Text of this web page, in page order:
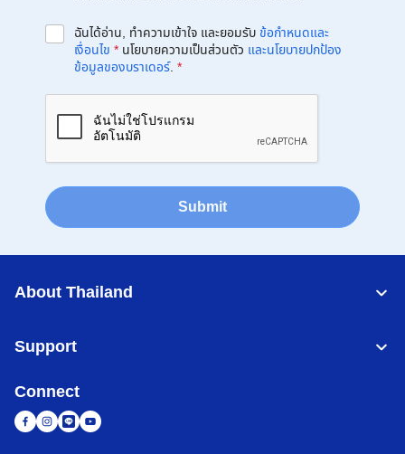
ฉันได้อ่าน, ทำความเข้าใจ และยอมรับข้อกำหนดและ
เงื่อนไข * นโยบายความเป็นส่วนตัว และนโยบายปกป้อง
ข้อมูลของบราเดอร์. *
Submit
About Thailand
Support
Connect